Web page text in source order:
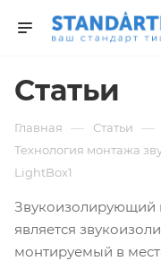
Статьи
Главная — Статьи —
Технология монтажа
LightBox1
Звукоизолирующий
является
монтируемый в